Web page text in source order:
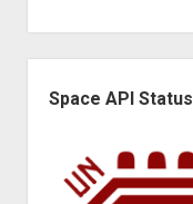
Space API Status